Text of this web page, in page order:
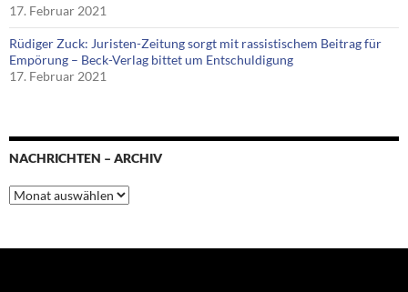
17. Februar 2021
Rüdiger Zuck: Juristen-Zeitung sorgt mit rassistischem Beitrag für
Empörung – Beck-Verlag bittet um Entschuldigung
17. Februar 2021
NACHRICHTEN – ARCHIV
Nachrichten
–